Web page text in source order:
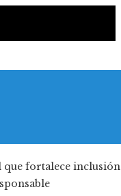
que fortalece inclusión